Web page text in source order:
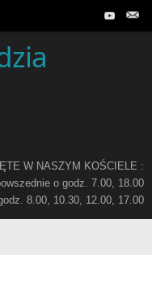
W NASZYM KOŚCIELE :
o godz. 7.00, 18.00
8.00, 10.30, 12.00, 17.00